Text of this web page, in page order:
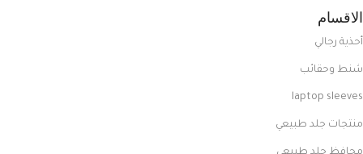
الاقسام
أحذية رجالي
شنط وحقائب
laptop sleeves
منتجات جلد طبيعي